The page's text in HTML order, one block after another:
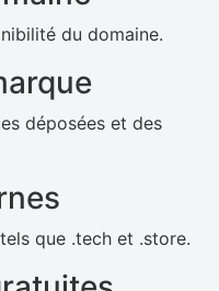
du domaine.
déposées et des
que .tech et .store.